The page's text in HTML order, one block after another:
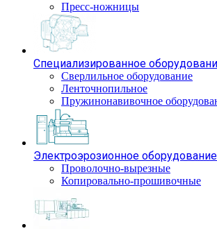
Пресс-ножницы
Специализированное
Сверлильное оборудование
Ленточнопильное
Пружинонавивочное
Электроэрозионное оборудование
Проволочно-вырезные
Копировально-прошивочные